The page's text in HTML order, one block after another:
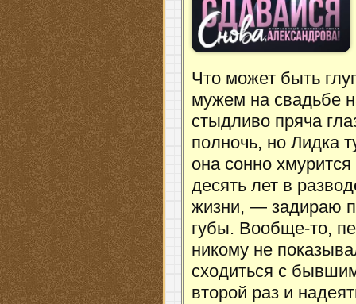
Что может быть
мужем на свадьбе
стыдливо пряча
полночь, но Лидка
она сонно
десять лет в
жизни, — задираю
губы. Вообще-то,
никому не
сходиться с
второй раз и